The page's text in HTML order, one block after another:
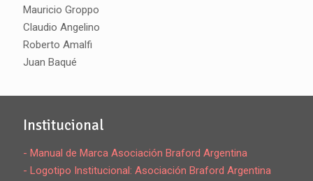
Mauricio Groppo
Claudio Angelino
Roberto Amalfi
Juan Baqué
Institucional
- Manual de Marca Asociación Braford Argentina
- Logotipo Institucional: Asociación Braford Argentina